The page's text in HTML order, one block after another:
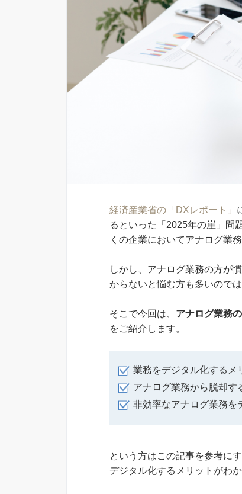
経済産業省の「DXレポート」
るといった「2025年の崖」問
くの企業においてアナログ業
しかし、アナログ業務の方が
からないと悩む方も多いので
そこで今回は、 アナログ業務
をご紹介します。
業務をデジタル化するメ
アナログ業務から脱却す
非効率なアナログ業務を
という方はこの記事を参考に
デジタル化するメリットがわ